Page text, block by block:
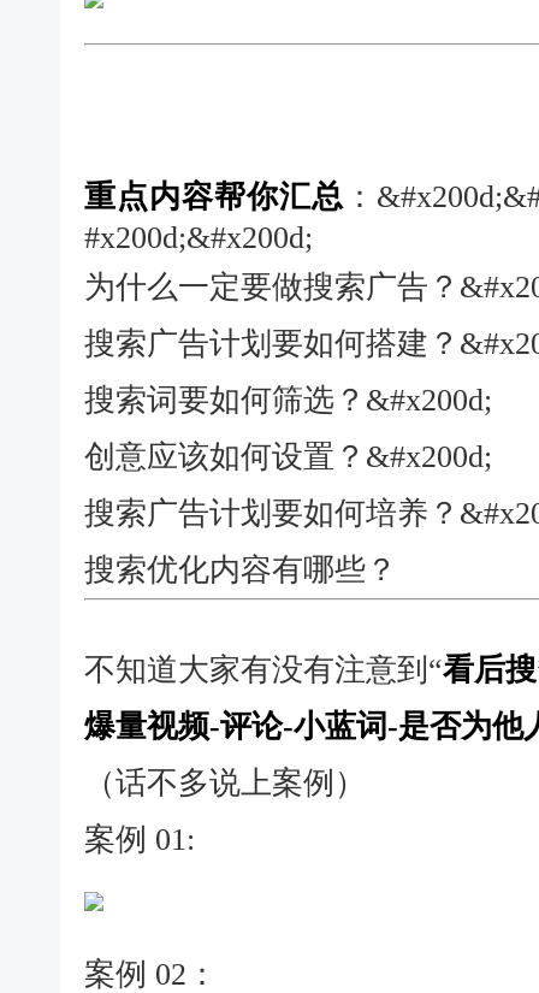
重点内容帮你汇总 ：
#x200d;&#x200d;
为什么一定要做搜索广告？
搜索广告计划要如何搭建？
搜索词要如何筛选？ &#x200d;
创意应该如何设置？ &#x200d;
搜索广告计划要如何培养？
搜索优化内容有哪些？
不知道大家有没有注意到“看后搜
爆量视频-评论-小蓝词-是否为他
（话不多说上案例）
案例 01:
案例 02：